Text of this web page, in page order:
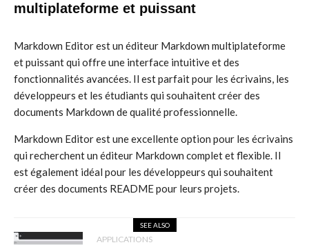
multiplateforme et puissant
Markdown Editor est un éditeur Markdown multiplateforme
et puissant qui offre une interface intuitive et des
fonctionnalités avancées. Il est parfait pour les écrivains, les
développeurs et les étudiants qui souhaitent créer des
documents Markdown de qualité professionnelle.
Markdown Editor est une excellente option pour les écrivains
qui recherchent un éditeur Markdown complet et flexible. Il
est également idéal pour les développeurs qui souhaitent
créer des documents README pour leurs projets.
SEE ALSO
APPLICATIONS